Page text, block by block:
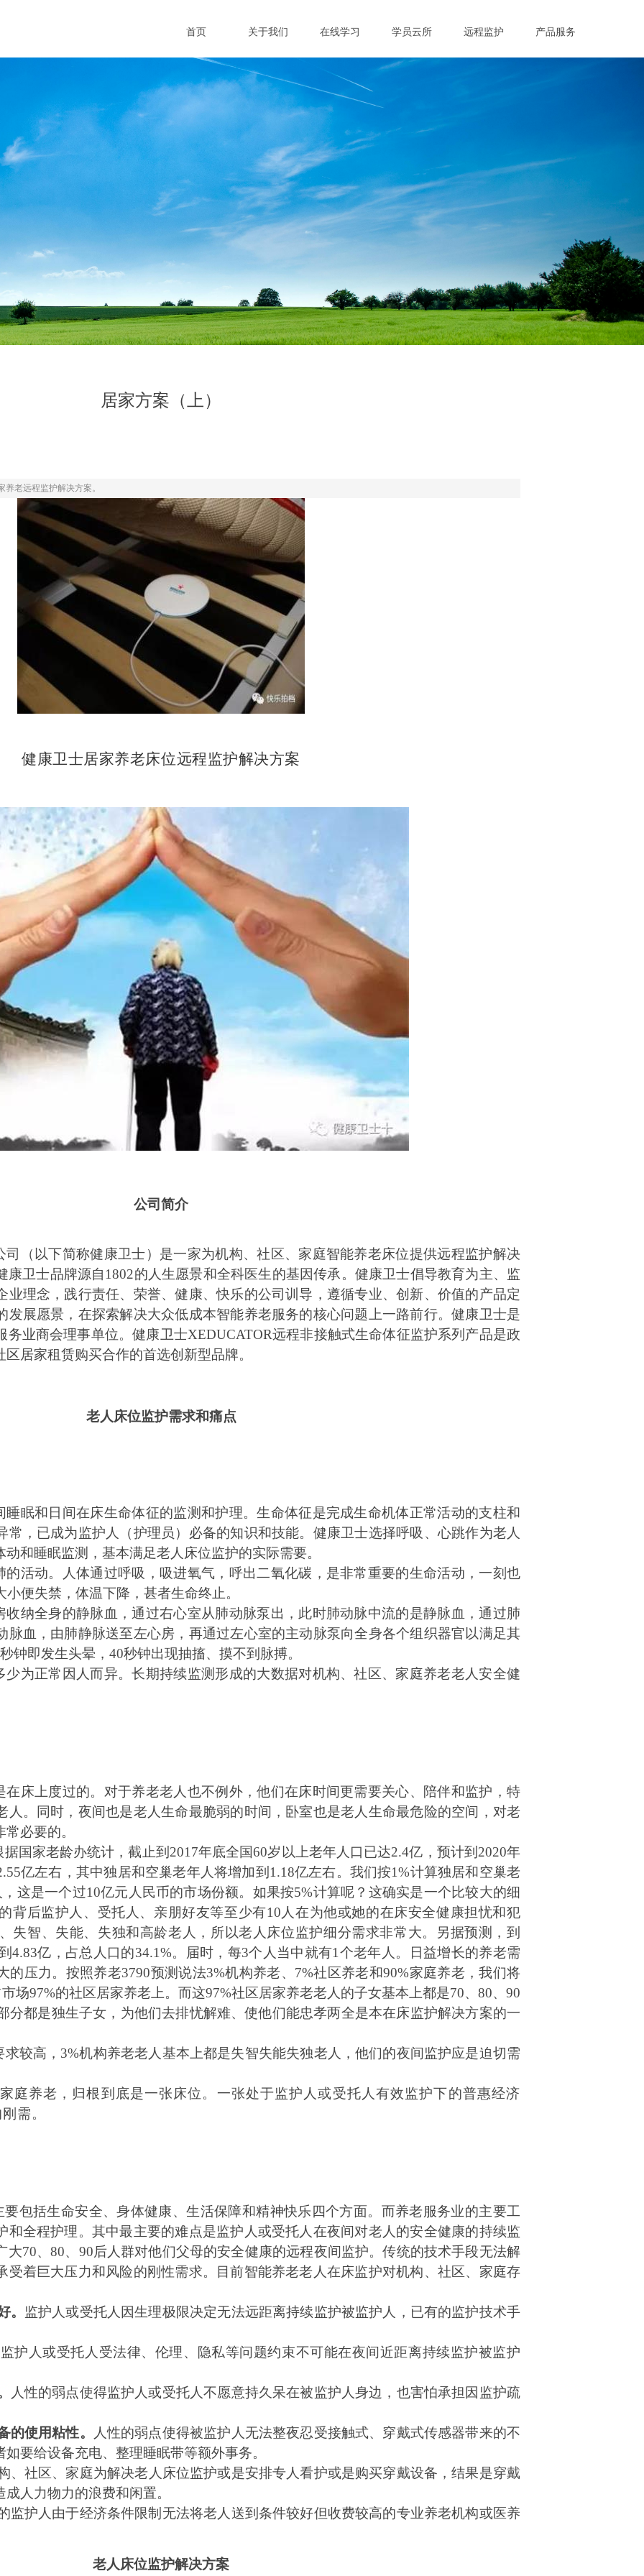
首页 关于我们 在线学习 学员云所 远程监护 产品服务
居家方案（上）
老远程监护解决方案。
健康卫士居家养老床位远程监护解决方案
公司简介
（以下简称健康卫士）是一家为机构、社区、家庭智能养老床位提供远程监护解决
康卫士品牌源自1802的人生愿景和全科医生的基因传承。健康卫士倡导教育为主、监
业理念，践行责任、荣誉、健康、快乐的公司训导，遵循专业、创新、价值的产品定
发展愿景，在探索解决大众低成本智能养老服务的核心问题上一路前行。健康卫士是
务业商会理事单位。健康卫士XEDUCATOR远程非接触式生命体征监护系列产品是政
居家租赁购买合作的首选创新型品牌。
老人床位监护需求和痛点
眠和日间在床生命体征的监测和护理。生命体征是完成生命机体正常活动的支柱和
常，已成为监护人（护理员）必备的知识和技能。健康卫士选择呼吸、心跳作为老人
和睡眠监测，基本满足老人床位监护的实际需要。
活动。人体通过呼吸，吸进氧气，呼出二氧化碳，是非常重要的生命活动，一刻也
便失禁，体温下降，甚者生命终止。
纳全身的静脉血，通过右心室从肺动脉泵出，此时肺动脉中流的是静脉血，通过肺
脉血，由肺静脉送至左心房，再通过左心室的主动脉泵向全身各个组织器官以满足其
钟即发生头晕，40秒钟出现抽搐、摸不到脉搏。
为正常因人而异。长期持续监测形成的大数据对机构、社区、家庭养老老人安全健
床上度过的。对于养老老人也不例外，他们在床时间更需要关心、陪伴和监护，特
人。同时，夜间也是老人生命最脆弱的时间，卧室也是老人生命最危险的空间，对老
必要的。
国家老龄办统计，截止到 2017年底全国60岁以上老年人口已达2.4亿，预计到 2020年
亿左右，其中独居和空巢老年人将增加到 1.18亿左右。我们按1%计算独居和空巢老
这是一个过10亿元人民币的市场份额。如果按5%计算呢？这确实是一个比较大的细
背后监护人、受托人、亲朋好友等至少有10人在为他或她的在床安全健康担忧和犯
失智、失能、失独和高龄老人，所以老人床位监护细分需求非常大。另据预测，到
4.83亿，占总人口的34.1%。届时，每3个人当中就有1个老年人。日益增长的养老需
的压力。按照养老3790预测说法3%机构养老、 7%社区养老和90%家庭养老，我们将
场97%的社区居家养老上。而这97%社区居家养老老人的子女基本上都是70、 80、 90
分都是独生子女，为他们去排忧解难、使他们能忠孝两全是本在床监护解决方案的一
较高， 3%机构养老老人基本上都是失智失能失独老人，他们的夜间监护应是迫切需
庭养老，归根到底是一张床位。一张处于监护人或受托人有效监护下的普惠经济
需。
包括生命安全、身体健康、生活保障和精神快乐四个方面。而养老服务业的主要工
和全程护理。其中最主要的难点是监护人或受托人在夜间对老人的安全健康的持续监
大70、80、 90后人群对他们父母的安全健康的远程夜间监护。传统的技术手段无法解
受着巨大压力和风险的刚性需求。目前智能养老老人在床监护对机构、社区、家庭存
。 监护人或受托人因生理极限决定无法远距离持续监护被监护人，已有的监护技术手
监护人或受托人受法律、伦理、隐私等问题约束不可能在夜间近距离持续监护被监护
人性的弱点使得监护人或受托人不愿意持久呆在被监护人身边，也害怕承担因监护疏
的使用粘性。
人性的弱点使得被监护人无法整夜忍受接触式、穿戴式传感器带来的不
要给设备充电、整理睡眠带等额外事务。
、社区、家庭为解决老人床位监护或是安排专人看护或是购买穿戴设备，结果是穿戴
人力物力的浪费和闲置。
监护人由于经济条件限制无法将老人送到条件较好但收费较高的专业养老机构或医养
老人床位监护解决方案